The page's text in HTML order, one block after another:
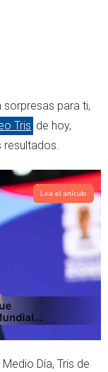
sorpresas para ti,
Tris de hoy,
resultados.
Lea el artículo
Día, Tris de